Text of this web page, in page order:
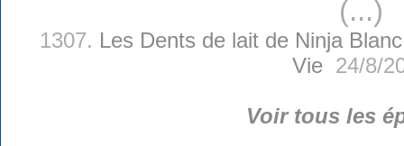
(...)
1307. Les Dents de lait de Ninja
Vie24/8/
Voir tous les